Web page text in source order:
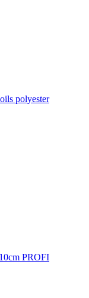
polyester
PROFI